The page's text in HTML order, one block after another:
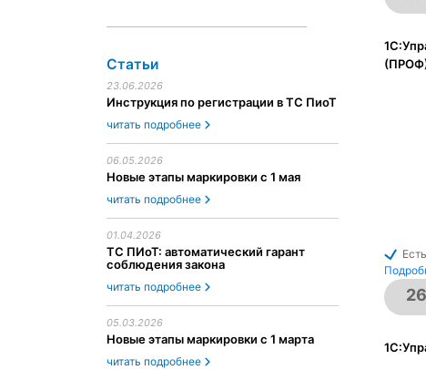
Статьи
23.06.2026
Инструкция по регистрации в ТС ПиоТ
читать подробнее
06.05.2026
Новые этапы маркировки с 1 мая
читать подробнее
01.04.2026
ТС ПИоТ: автоматический гарант
соблюдения закона
читать подробнее
05.03.2026
Новые этапы маркировки с 1 марта
читать подробнее